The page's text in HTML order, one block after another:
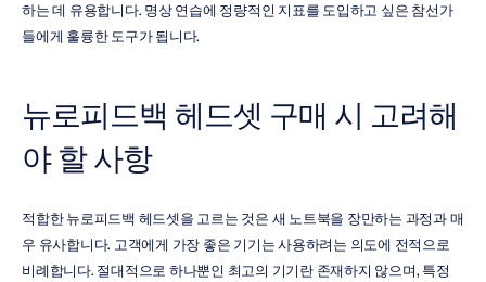
하는 데 유용합니다. 명상 연습에 정량적인 지표를 도입하고 싶은 참선가
들에게 훌륭한 도구가 됩니다.
뉴로피드백 헤드셋 구매 시 고려해
야 할 사항
적합한 뉴로피드백 헤드셋을 고르는 것은 새 노트북을 장만하는 과정과 매
우 유사합니다. 고객에게 가장 좋은 기기는 사용하려는 의도에 전적으로
비례합니다. 절대적으로 하나뿐인 최고의 기기란 존재하지 않으며, 특정